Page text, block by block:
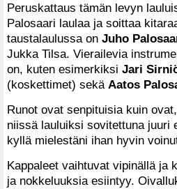
Peruskattaus tämän levyn
Palosaari laulaa ja soittaa
taustalaulussa on Juho
Jukka Tilsa. Vierailevia
on, kuten esimerkiksi Jari
(koskettimet) sekä Aatos
Runot ovat senpituisia kuin
niissä lauluiksi sovitettuna juuri
kyllä mielestäni ihan hyvin
Kappaleet vaihtuvat vipinällä ja
ja nokkeluuksia esiintyy.